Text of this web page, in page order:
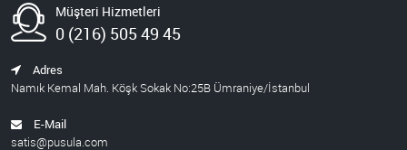
Müşteri Hizmetleri
0 (216) 505 49 45
Adres
Namık Kemal Mah. Köşk Sokak No:25B Ümraniye/İstanbul
E-Mail
satis@pusula.com